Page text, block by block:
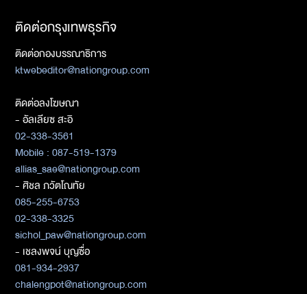
ติดต่อกรุงเทพธุรกิจ
ติดต่อกองบรรณาธิการ
ktwebeditor@nationgroup.com
ติดต่อลงโฆษณา
- อัลเลียซ สะอิ
02-338-3561
Mobile : 087-519-1379
allias_sae@nationgroup.com
- ศิชล ภวัตโณทัย
085-255-6753
02-338-3325
sichol_paw@nationgroup.com
- เชลงพจน์ บุญซื่อ
081-934-2937
chalengpot@nationgroup.com